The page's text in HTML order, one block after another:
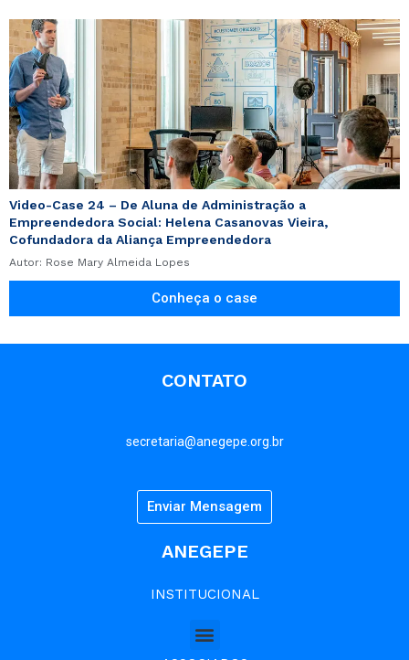
Video-Case 24 – De Aluna de Administração a
Empreendedora Social: Helena Casanovas Vieira,
Cofundadora da Aliança Empreendedora
Autor: Rose Mary Almeida Lopes
Conheça o case
CONTATO
secretaria@anegepe.org.br
Enviar Mensagem
ANEGEPE
INSTITUCIONAL